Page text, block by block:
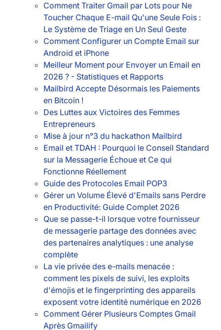
Comment Traiter Gmail par Lots pour Ne
Toucher Chaque E-mail Qu'une Seule Fois :
Le Système de Triage en Un Seul Geste
Comment Configurer un Compte Email sur
Android et iPhone
Meilleur Moment pour Envoyer un Email en
2026 ? - Statistiques et Rapports
Mailbird Accepte Désormais les Paiements
en Bitcoin !
Des Luttes aux Victoires des Femmes
Entrepreneurs
Mise à jour n°3 du hackathon Mailbird
Email et TDAH : Pourquoi le Conseil Standard
sur la Messagerie Échoue et Ce qui
Fonctionne Réellement
Guide des Protocoles Email POP3
Gérer un Volume Élevé d'Emails sans Perdre
en Productivité: Guide Complet 2026
Que se passe-t-il lorsque votre fournisseur
de messagerie partage des données avec
des partenaires analytiques : une analyse
complète
La vie privée des e-mails menacée :
comment les pixels de suivi, les exploits
d'émojis et le fingerprinting des appareils
exposent votre identité numérique en 2026
Comment Gérer Plusieurs Comptes Gmail
Après Gmailify